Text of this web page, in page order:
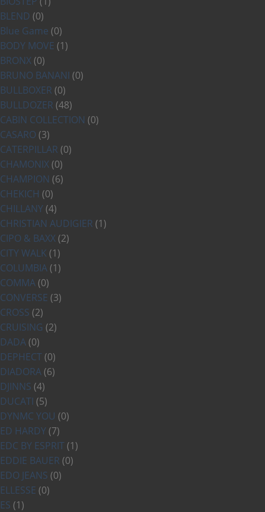
BLEND (0)
Blue Game (0)
BODY MOVE (1)
BRONX (0)
BRUNO BANANI (0)
BULLBOXER (0)
BULLDOZER (48)
CABIN COLLECTION (0)
CASARO (3)
CATERPILLAR (0)
CHAMONIX (0)
CHAMPION (6)
CHEKICH (0)
CHILLANY (4)
CHRISTIAN AUDIGIER (1)
CIPO & BAXX (2)
CITY WALK (1)
COLUMBIA (1)
COMMA (0)
CONVERSE (3)
CROSS (2)
CRUISING (2)
DADA (0)
DEPHECT (0)
DIADORA (6)
DJINNS (4)
DUCATI (5)
DYNMC YOU (0)
ED HARDY (7)
EDC BY ESPRIT (1)
EDDIE BAUER (0)
EDO JEANS (0)
ELLESSE (0)
ES (1)